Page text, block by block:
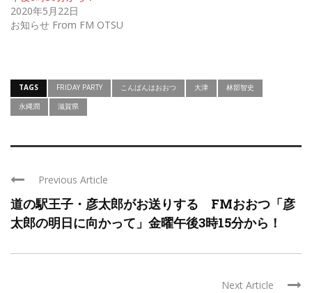
2020年5月22日
お知らせ From FM OTSU
TAGS FRIDAY PARTY こんばんはおおつ 大津
林部智史
永縄潤
滋賀県
Previous Article
道の駅王子・彦太郎がお送りする FMおおつ「彦
太郎の明日に向かって」金曜午後3時15分から！
Next Article